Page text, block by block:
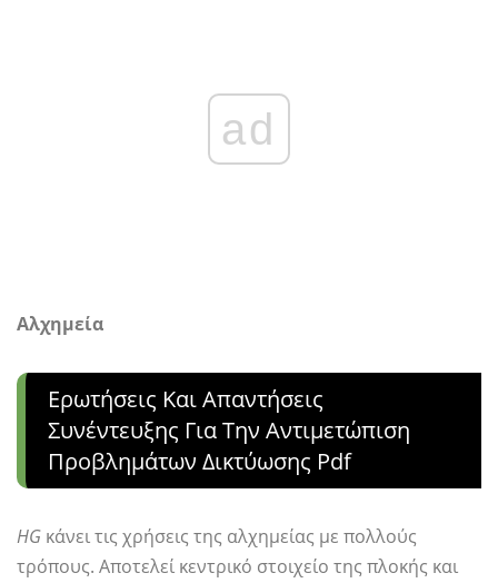
ad
Αλχημεία
Ερωτήσεις Και Απαντήσεις
Συνέντευξης Για Την Αντιμετώπιση
Προβλημάτων Δικτύωσης Pdf
HG κάνει τις χρήσεις της αλχημείας με πολλούς
τρόπους. Αποτελεί κεντρικό στοιχείο της πλοκής και